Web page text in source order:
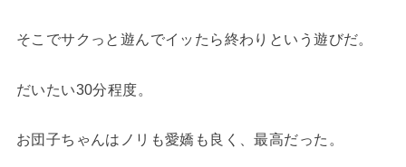
そこでサクっと遊んでイッたら終わりという遊びだ。
だいたい30分程度。
お団子ちゃんはノリも愛嬌も良く、最高だった。